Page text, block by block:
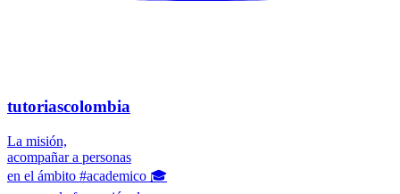
tutoriascolombia
La misión,
acompañar a personas
en el ámbito #academico 🎓